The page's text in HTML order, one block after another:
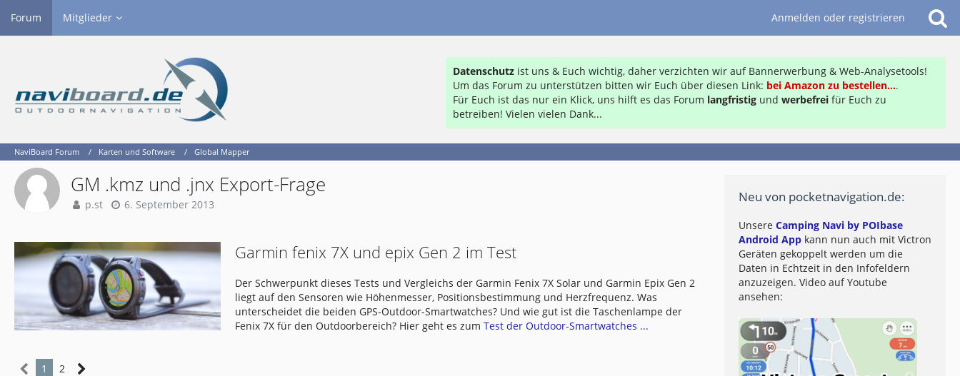
Forum Mitglieder Anmelden oder registrieren
Datenschutz ist uns & Euch wichtig, daher verzichten wir auf Bannerwerbung & Web-Analysetools!
Um das Forum zu unterstützen bitten wir Euch über diesen Link: bei Amazon zu bestellen....
Für Euch ist das nur ein Klick, uns hilft es das Forum langfristig und werbefrei für Euch zu
betreiben! Vielen vielen Dank...
NaviBoard Forum Karten und Software Global Mapper
GM .kmz und .jnx Export-Frage
p.st 6. September 2013
Garmin fenix 7X und epix Gen 2 im Test
Der Schwerpunkt dieses Tests und Vergleichs der Garmin Fenix 7X Solar und Garmin Epix Gen 2
liegt auf den Sensoren wie Höhenmesser, Positionsbestimmung und Herzfrequenz. Was
unterscheidet die beiden GPS-Outdoor-Smartwatches? Und wie gut ist die Taschenlampe der
Fenix 7X für den Outdoorbereich? Hier geht es zumTest der Outdoor-Smartwatches ...
1 2
Neu von pocketnavigation.de:
Unsere Camping Navi by POIbase
Android App kann nun auch mit Victron
Geräten gekoppelt werden um die
Daten in Echtzeit in den Infofeldern
anzuzeigen. Video auf Youtube
ansehen: